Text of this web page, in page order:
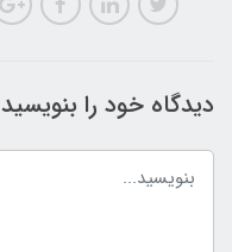
دیدگاه خود را بنویسید